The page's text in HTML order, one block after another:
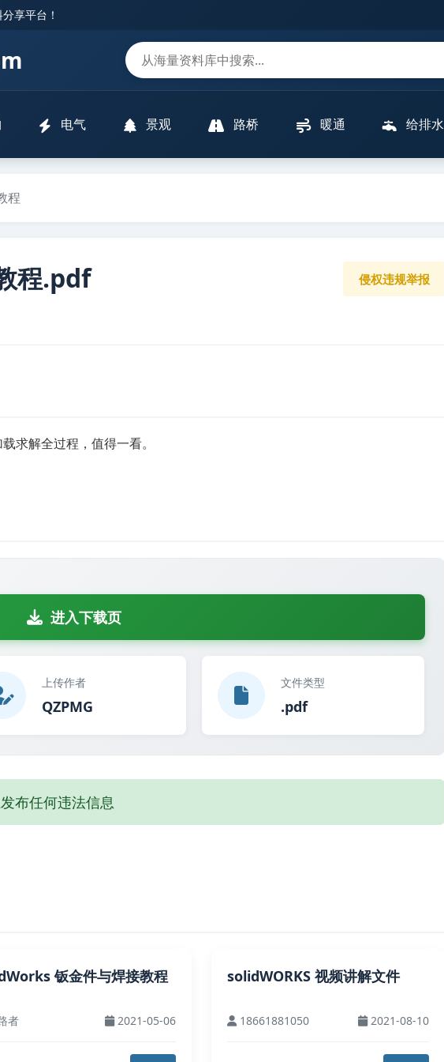
享平台！
电气 景观 路桥 暖通 给排水
程
程.pdf 侵权违规举报
求解全过程，值得一看。
进入下载页
上传作者
QZPMG
文件类型
.pdf
布任何违法信息
钣金件与焊接教程
者 2021-05-06
solidWORKS 视频讲解文件
18661881050 2021-08-10